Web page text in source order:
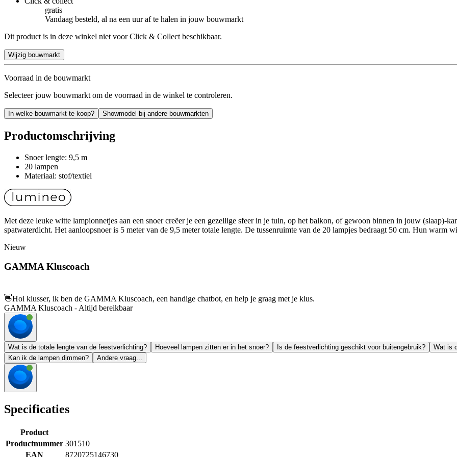
gratis
Vandaag besteld, al na een uur af te halen in jouw bouwmarkt
Dit product is in deze winkel niet voor Click & Collect beschikbaar.
Wijzig bouwmarkt
Voorraad in de bouwmarkt
Selecteer jouw bouwmarkt om de voorraad in de winkel te controleren.
In welke bouwmarkt te koop? Showmodel bij andere bouwmarkten
Productomschrijving
Snoer lengte: 9,5 m
20 lampen
Materiaal: stof/textiel
Met deze leuke witte lampionnetjes aan een snoer creëer je een gezellige sfeer in je tuin, op het balkon, of gewoon binnen in jouw (slaap)-
spatwaterdicht. Het aanloopsnoer is 5 meter van de 9,5 meter totale lengte. De tussenruimte van de 20 lampjes bedraagt 50 cm. Hun warm
Nieuw
GAMMA Kluscoach
👋Hoi klusser, ik ben de GAMMA Kluscoach, een handige chatbot, en help je graag met je klus.
GAMMA Kluscoach - Altijd bereikbaar
Wat is de totale lengte van de feestverlichting? Hoeveel lampen zitten er in het snoer? Is de feestverlichting geschikt voor buitengebruik?
Wat is
Kan ik de lampen dimmen?
Andere vraag...
Specificaties
Product
Productnummer 301510
EAN
8720725146730